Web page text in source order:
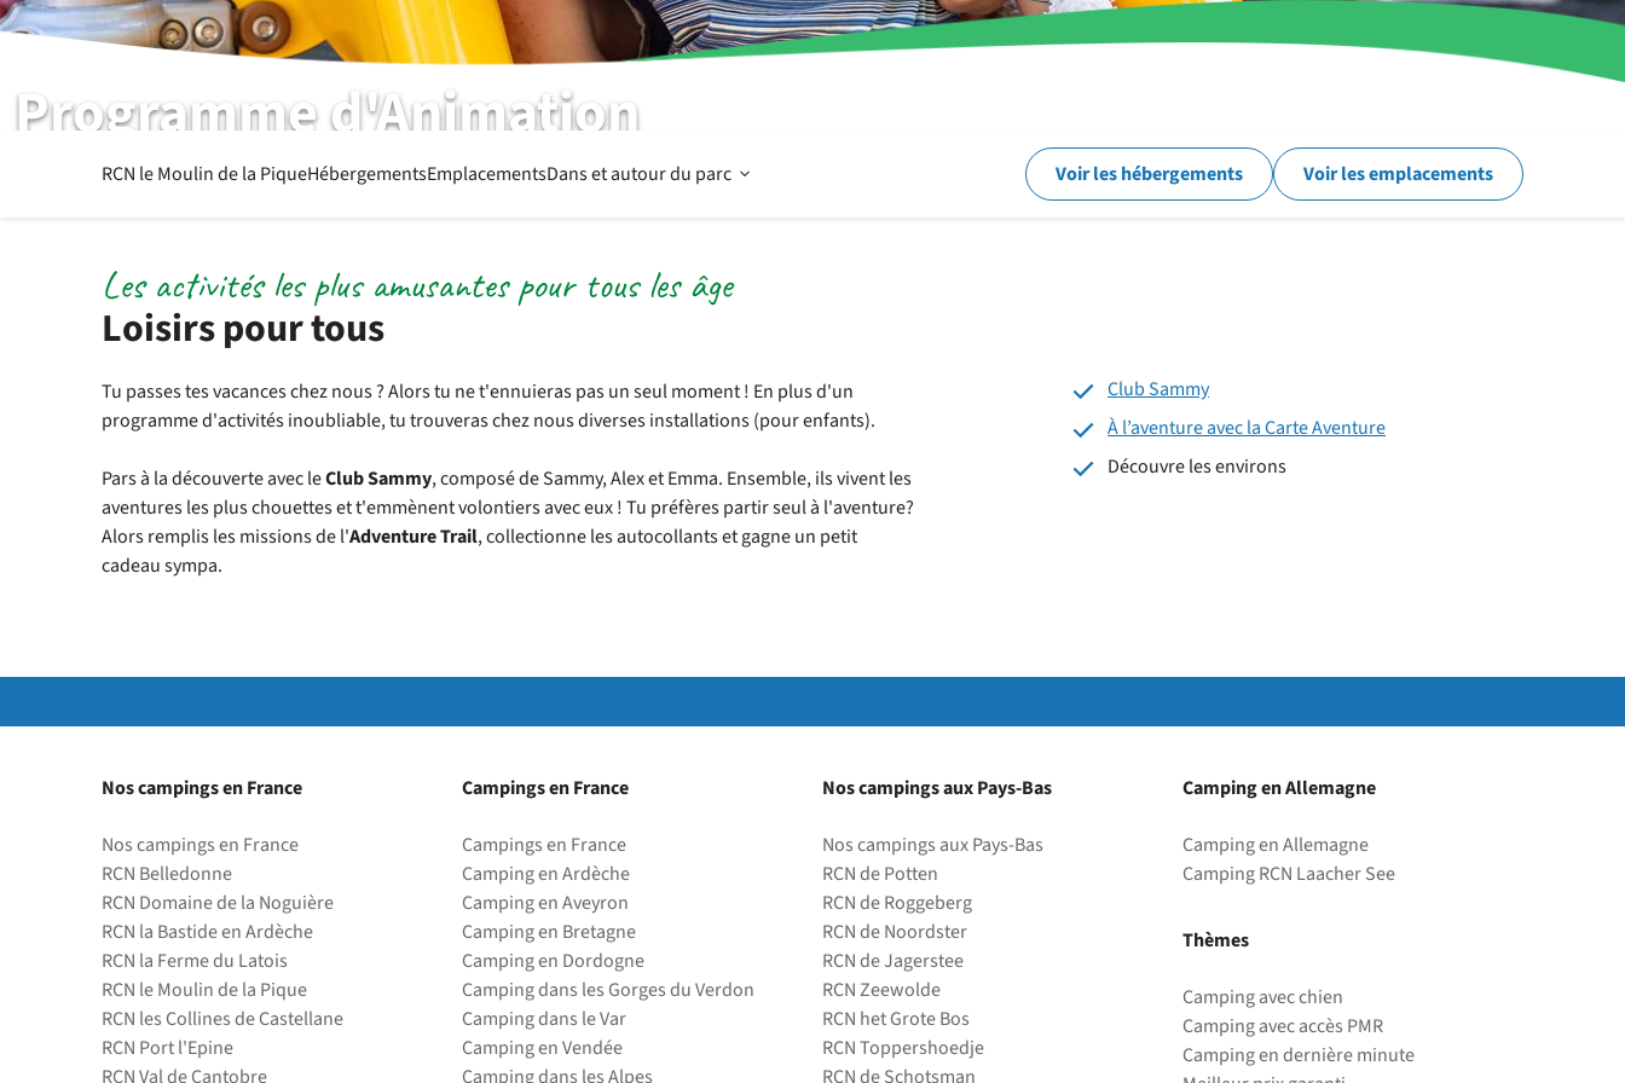
Programme d'Animation
ANIMATION POUR TOUS LES ÂGES
RCN le Moulin de la PiqueHébergementsEmplacementsDans et autour du parc Ouvrir
autour
du
Voir les hébergements Voir les emplacements
Loisirs pour tous
Les activités les plus amusantes pour tous les âge
Tu passes tes vacances chez nous ? Alors tu ne t'ennuieras pas un seul moment ! En plus d'un
programme d'activités inoubliable, tu trouveras chez nous diverses installations (pour enfants).
Pars à la découverte avec leClub Sammy, composé de Sammy, Alex et Emma. Ensemble, ils vivent les
aventures les plus chouettes et t'emmènent volontiers avec eux ! Tu préfères partir seul à l'aventure?
Alors remplis les missions de l'Adventure Trail, collectionne les autocollants et gagne un petit
cadeau sympa.
Club Sammy
À l’aventure avec la Carte Aventure
Découvre les environs
Nos campings en France
Nos campings en France
RCN Belledonne
RCN Domaine de la Noguière
RCN la Bastide en Ardèche
RCN la Ferme du Latois
RCN le Moulin de la Pique
RCN les Collines de Castellane
RCN Port l'Epine
RCN Val de Cantobre
Campings en France
Campings en France
Camping en Ardèche
Camping en Aveyron
Camping en Bretagne
Camping en Dordogne
Camping dans les Gorges du Verdon
Camping dans le Var
Camping en Vendée
Camping dans les Alpes
Nos campings aux Pays-Bas
Nos campings aux Pays-Bas
RCN de Potten
RCN de Roggeberg
RCN de Noordster
RCN de Jagerstee
RCN Zeewolde
RCN het Grote Bos
RCN Toppershoedje
RCN de Schotsman
Camping en Allemagne
Camping en Allemagne
Camping RCN Laacher See
Thèmes
Camping avec chien
Camping avec accès PMR
Camping en dernière minute